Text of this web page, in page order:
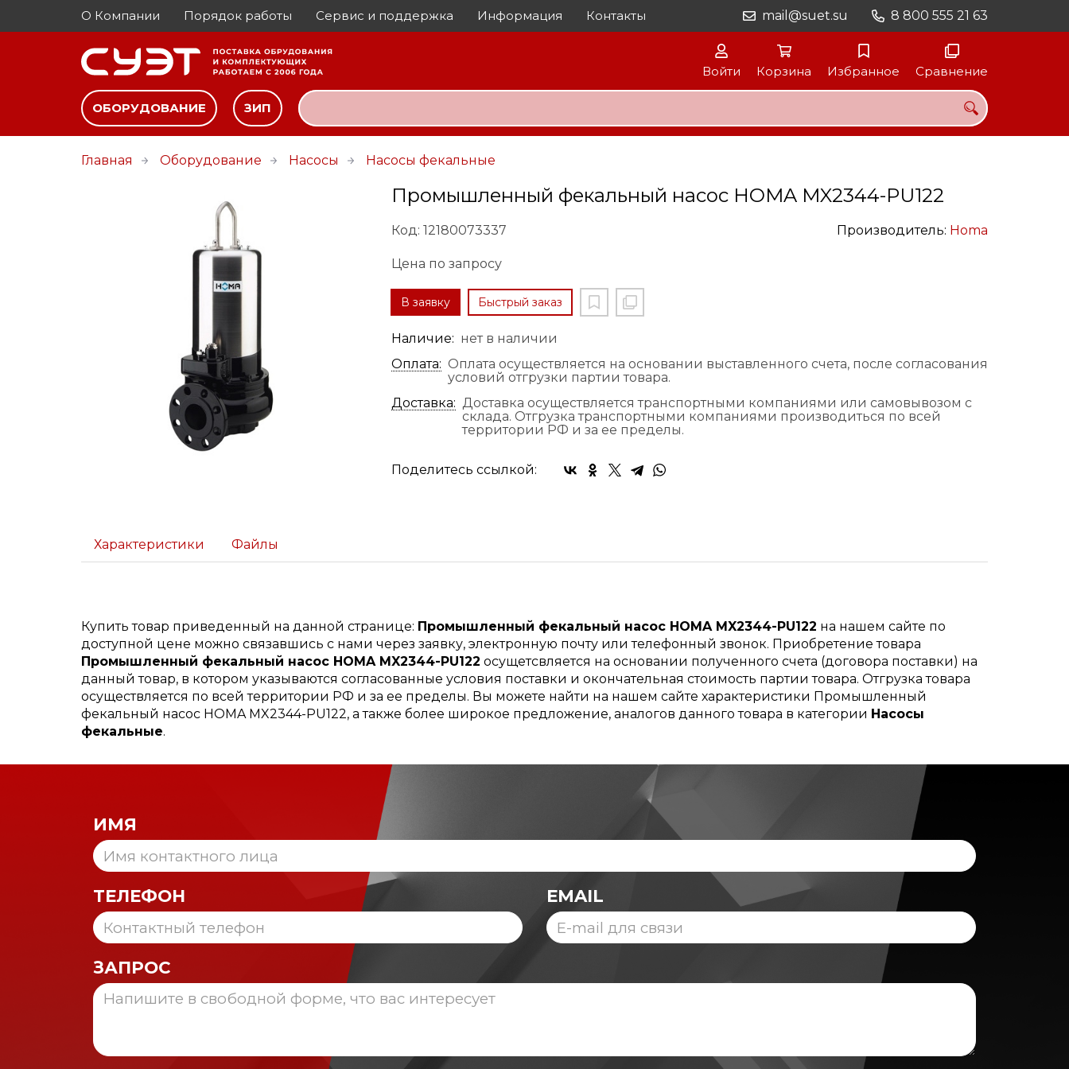
О Компании Порядок работы Сервис и поддержка Информация Контакты 8 800 555 21 63
mail@suet.su
Войти Корзина Избранное Сравнение
ОБОРУДОВАНИЕ ЗИП
Главная Оборудование Насосы Насосы фекальные
Промышленный фекальный насос HOMA MX2344-PU122
Код: 12180073337 Производитель: Homa
Цена по запросу
В заявку Быстрый заказ
Наличие: нет в наличии
Оплата: Оплата осуществляется на основании выставленного счета, после согласования
условий отгрузки партии товара.
Доставка: Доставка осуществляется транспортными компаниями или самовывозом с
склада. Отгрузка транспортными компаниями производиться по всей
территории РФ и за ее пределы.
Поделитесь ссылкой:
Характеристики Файлы
Купить товар приведенный на данной странице: Промышленный фекальный насос HOMA MX2344-PU122 на нашем сайте по
доступной цене можно связавшись с нами через заявку, электронную почту или телефонный звонок. Приобретение товара
Промышленный фекальный насос HOMA MX2344-PU122 осущетсвляется на основании полученного счета (договора поставки) на
данный товар, в котором указываются согласованные условия поставки и окончательная стоимость партии товара. Отгрузка товара
осуществляется по всей территории РФ и за ее пределы. Вы можете найти на нашем сайте характеристики Промышленный
фекальный насос HOMA MX2344-PU122, а также более широкое предложение, аналогов данного товара в категории Насосы
фекальные.
ИМЯ
ТЕЛЕФОН EMAIL
ЗАПРОС